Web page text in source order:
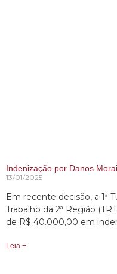
Indenização por Danos
13/01/2025
Em recente decisão, a 1ª
Trabalho da 2ª Região
de R$ 40.000,00 em
Leia +